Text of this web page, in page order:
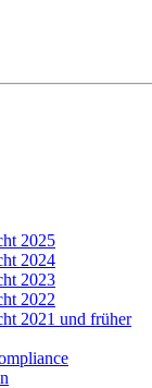
2025
2024
2023
2022
2021 und früher